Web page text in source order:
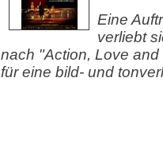
Eine
verliebt
nach "Action, Love
für eine bild- und